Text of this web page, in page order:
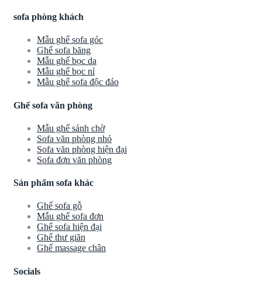
sofa phòng khách
Mẫu ghế sofa góc
Ghế sofa băng
Mẫu ghế bọc da
Mẫu ghế bọc nỉ
Mẫu ghế sofa độc đáo
Ghế sofa văn phòng
Mẫu ghế sảnh chờ
Sofa văn phòng nhỏ
Sofa văn phòng hiện đại
Sofa đơn văn phòng
Sản phẩm sofa khác
Ghế sofa gỗ
Mẫu ghế sofa đơn
Ghế sofa hiện đại
Ghế thư giãn
Ghế massage chân
Socials